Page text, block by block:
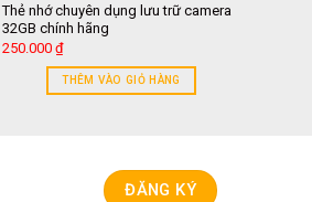
Thẻ nhớ chuyên dụng lưu trữ camera
32GB chính hãng
250.000 ₫
THÊM VÀO GIỎ HÀNG